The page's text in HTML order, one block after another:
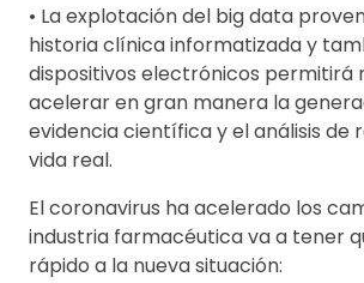
• La explotación del big data
historia clínica informatizada y
dispositivos electrónicos permitirá
acelerar en gran manera la
evidencia científica y el análisis de
vida real.
El coronavirus ha acelerado los
industria farmacéutica va a tener
rápido a la nueva situación: